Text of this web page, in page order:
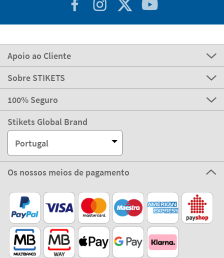
Apoio ao Cliente
Sobre STIKETS
100% Seguro
Stikets Global Brand
Portugal
Os nossos meios de pagamento